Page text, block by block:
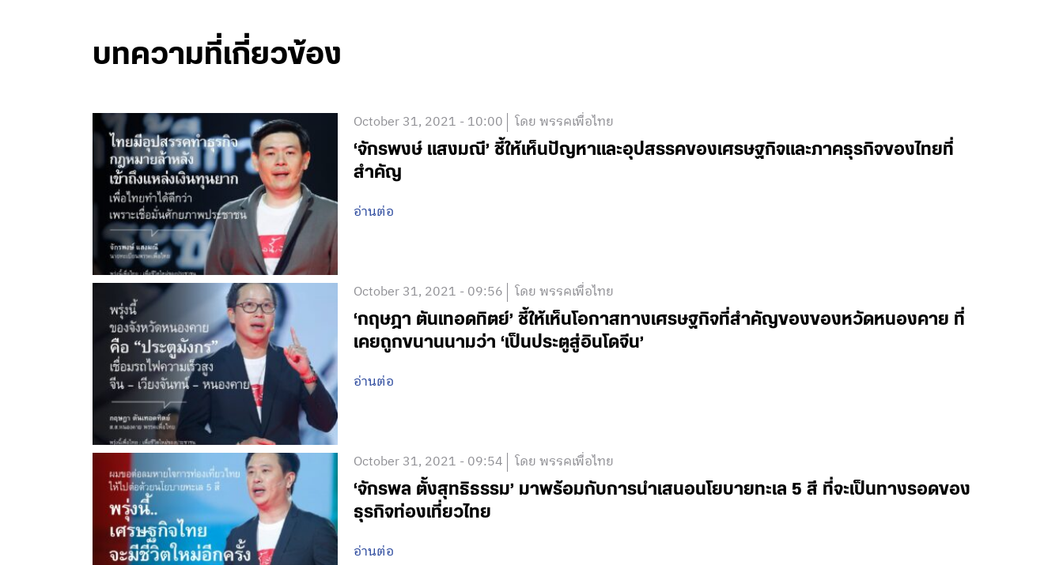
บทความที่เกี่ยวข้อง
October 31, 2021 - 10:00 โดย พรรคเพื่อไทย
‘จักรพงษ์ แสงมณี’ ชี้ให้เห็นปัญหาและอุปสรรคของเศรษฐกิจและภาคธุรกิจของไทยที่
สำคัญ
อ่านต่อ
October 31, 2021 - 09:56 โดย พรรคเพื่อไทย
‘กฤษฎา ตันเทอดทิตย์’ ชี้ให้เห็นโอกาสทางเศรษฐกิจที่สำคัญของของหวัดหนองคาย ที่
เคยถูกขนานนามว่า ‘เป็นประตูสู่อินโดจีน’
อ่านต่อ
October 31, 2021 - 09:54 โดย พรรคเพื่อไทย
‘จักรพล ตั้งสุทธิธรรม’ มาพร้อมกับการนำเสนอนโยบายทะเล 5 สี ที่จะเป็นทางรอดของ
ธุรกิจท่องเที่ยวไทย
อ่านต่อ